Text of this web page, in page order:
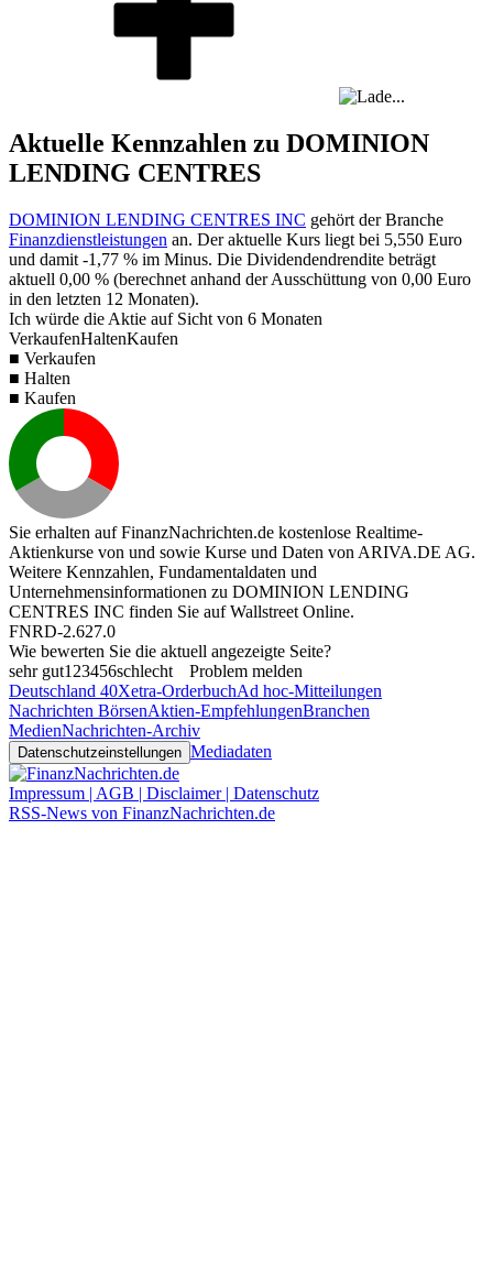
Aktuelle Kennzahlen zu DOMINION
LENDING CENTRES
DOMINION LENDING CENTRES INC gehört der Branche
Finanzdienstleistungen an. Der aktuelle Kurs liegt bei 5,550 Euro
und damit -1,77 % im Minus. Die Dividendendrendite beträgt
aktuell 0,00 % (berechnet anhand der Ausschüttung von 0,00 Euro
in den letzten 12 Monaten).
Ich würde die Aktie auf Sicht von 6 Monaten
VerkaufenHaltenKaufen
■ Verkaufen
■ Halten
■ Kaufen
Sie erhalten auf FinanzNachrichten.de kostenlose Realtime-
Aktienkurse von und sowie Kurse und Daten von ARIVA.DE AG.
Weitere Kennzahlen, Fundamentaldaten und
Unternehmensinformationen zu DOMINION LENDING
CENTRES INC finden Sie aufWallstreet Online.
FNRD-2.627.0
Wie bewerten Sie die aktuell angezeigte Seite?
sehr gut1 23456schlecht
Problem melden
Deutschland 40Xetra-OrderbuchAd hoc-Mitteilungen
Nachrichten BörsenAktien-EmpfehlungenBranchen
MedienNachrichten-Archiv
Datenschutzeinstellungen Mediadaten
Impressum | AGB | Disclaimer | Datenschutz
RSS-News von FinanzNachrichten.de